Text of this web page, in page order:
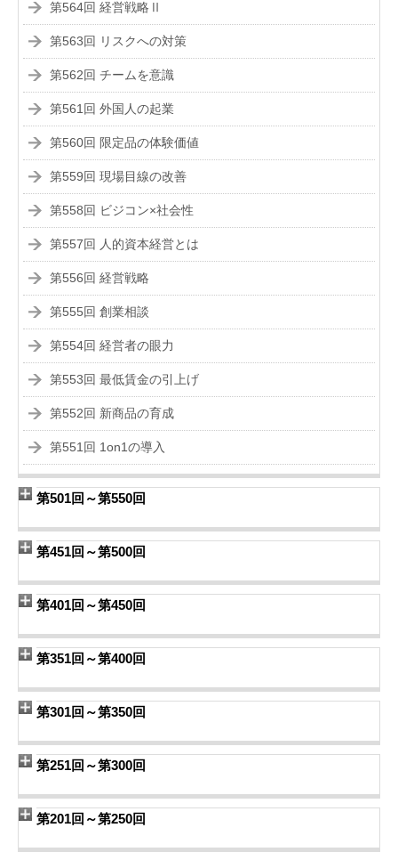
第564回 経営戦略Ⅱ
第563回 リスクへの対策
第562回 チームを意識
第561回 外国人の起業
第560回 限定品の体験価値
第559回 現場目線の改善
第558回 ビジコン×社会性
第557回 人的資本経営とは
第556回 経営戦略
第555回 創業相談
第554回 経営者の眼力
第553回 最低賃金の引上げ
第552回 新商品の育成
第551回 1on1の導入
第501回～第550回
第451回～第500回
第401回～第450回
第351回～第400回
第301回～第350回
第251回～第300回
第201回～第250回